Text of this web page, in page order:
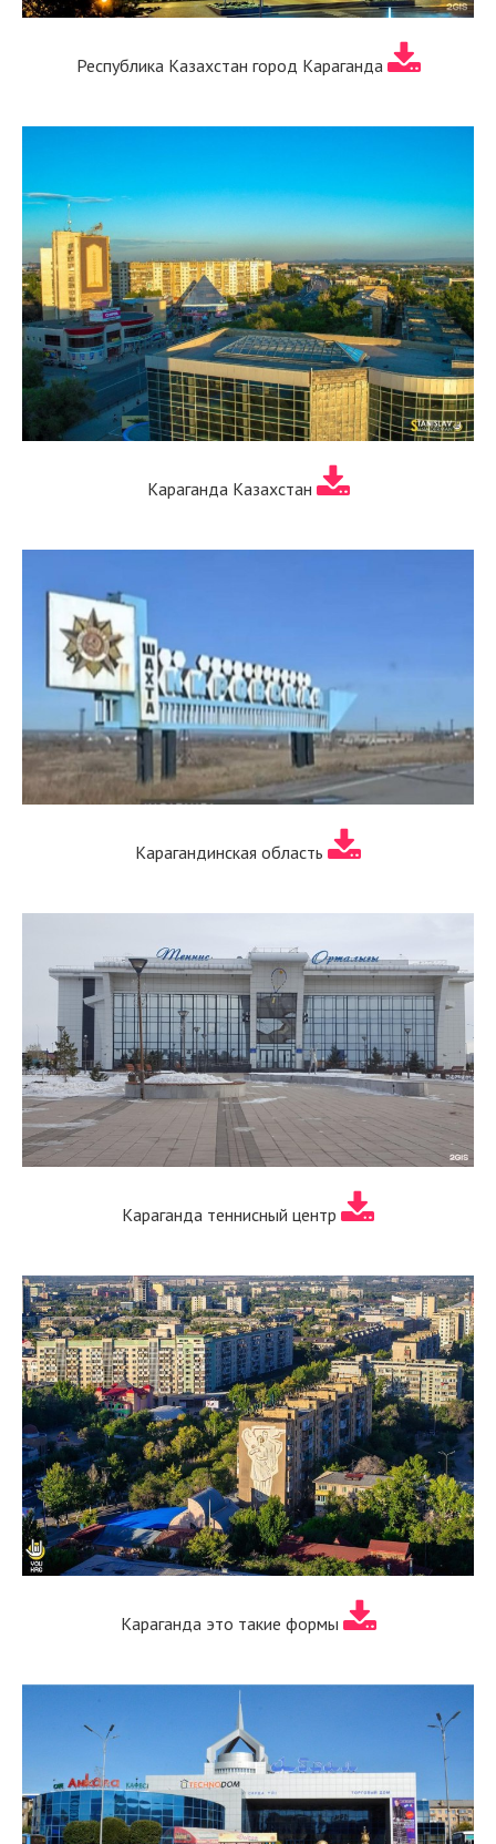
Республика Казахстан город Караганда
Караганда Казахстан
Карагандинская область
Караганда теннисный центр
Караганда это такие формы